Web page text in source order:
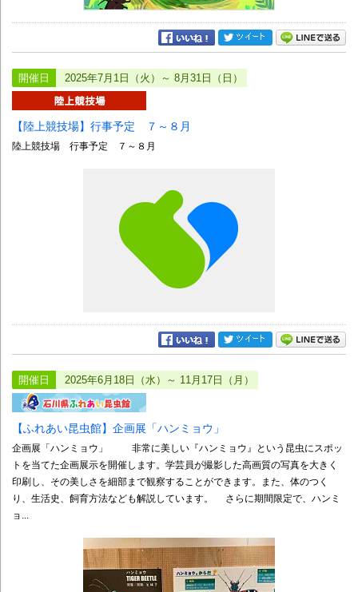
開催日 2025年7月1日（火）～ 8月31日（日）
【陸上競技場】行事予定 ７～８月
陸上競技場 行事予定 ７～８月
開催日 2025年6月18日（水）～ 11月17日（月）
【ふれあい昆虫館】企画展「ハンミョウ」
企画展「ハンミョウ」 非常に美しい『ハンミョウ』という昆虫にスポッ
トを当てた企画展示を開催します。学芸員が撮影した高画質の写真を大きく
印刷し、その美しさを細部まで観察することができます。また、体のつく
り、生活史、飼育方法なども解説しています。 さらに期間限定で、ハンミ
ョ...